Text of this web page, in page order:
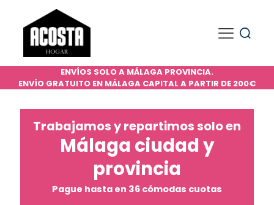
ENVÍOS SOLO A MÁLAGA PROVINCIA.
ENVÍO GRATUITO EN MÁLAGA CAPITAL A PARTIR DE 200€
Trabajamos y repartimos solo en
Málaga ciudad y
provincia
Pague hasta en 36 cómodas cuotas